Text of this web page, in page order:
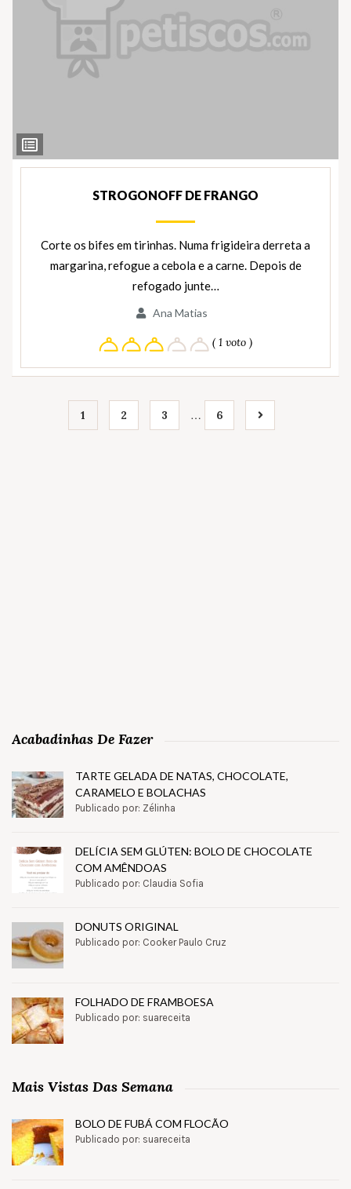
Ver
Ingredientes
STROGONOFF DE FRANGO
Corte os bifes em tirinhas. Numa frigideira derreta a
margarina, refogue a cebola e a carne. Depois de
refogado junte…
Ana Matias
( 1 voto )
1 2 3 … 6
Acabadinhas De Fazer
TARTE GELADA DE NATAS, CHOCOLATE,
CARAMELO E BOLACHAS
Publicado por: Zélinha
DELÍCIA SEM GLÚTEN: BOLO DE CHOCOLATE
COM AMÊNDOAS
Publicado por: Claudia Sofia
DONUTS ORIGINAL
Publicado por: Cooker Paulo Cruz
FOLHADO DE FRAMBOESA
Publicado por: suareceita
Mais Vistas Das Semana
BOLO DE FUBÁ COM FLOCÃO
Publicado por: suareceita